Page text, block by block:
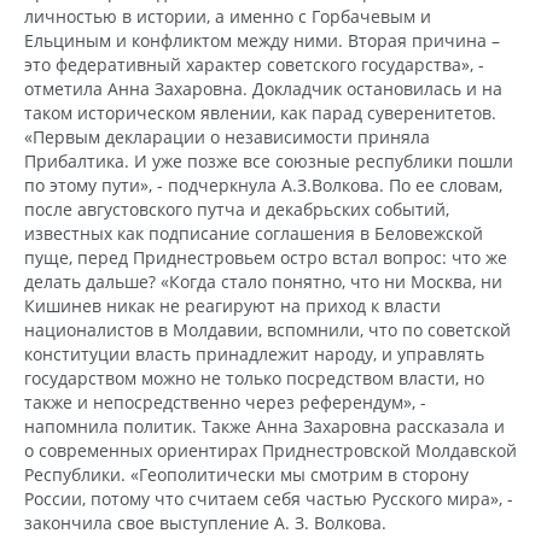
личностью в истории, а именно с Горбачевым и
Ельциным и конфликтом между ними. Вторая причина –
это федеративный характер советского государства», -
отметила Анна Захаровна. Докладчик остановилась и на
таком историческом явлении, как парад суверенитетов.
«Первым декларации о независимости приняла
Прибалтика. И уже позже все союзные республики пошли
по этому пути», - подчеркнула А.З.Волкова. По ее словам,
после августовского путча и декабрьских событий,
известных как подписание соглашения в Беловежской
пуще, перед Приднестровьем остро встал вопрос: что же
делать дальше? «Когда стало понятно, что ни Москва, ни
Кишинев никак не реагируют на приход к власти
националистов в Молдавии, вспомнили, что по советской
конституции власть принадлежит народу, и управлять
государством можно не только посредством власти, но
также и непосредственно через референдум», -
напомнила политик. Также Анна Захаровна рассказала и
о современных ориентирах Приднестровской Молдавской
Республики. «Геополитически мы смотрим в сторону
России, потому что считаем себя частью Русского мира», -
закончила свое выступление А. З. Волкова.